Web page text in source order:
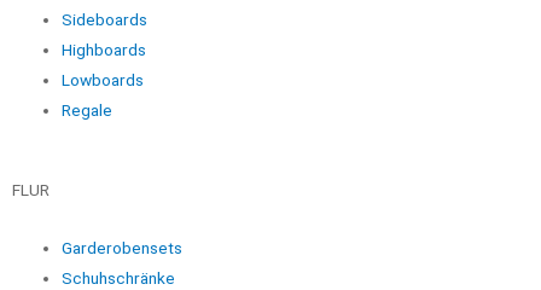
Sideboards
Highboards
Lowboards
Regale
FLUR
Garderobensets
Schuhschränke